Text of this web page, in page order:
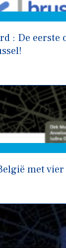
: De eerste
met vier